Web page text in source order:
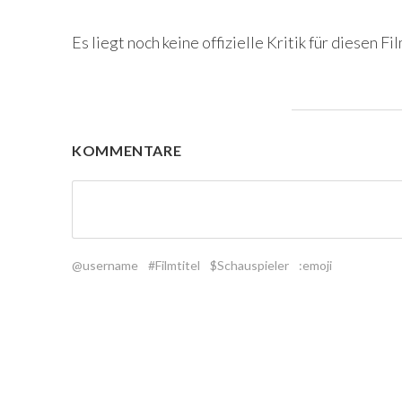
Es liegt noch keine offizielle Kritik für diesen
KOMMENTARE
@username #Filmtitel $Schauspieler :emoji